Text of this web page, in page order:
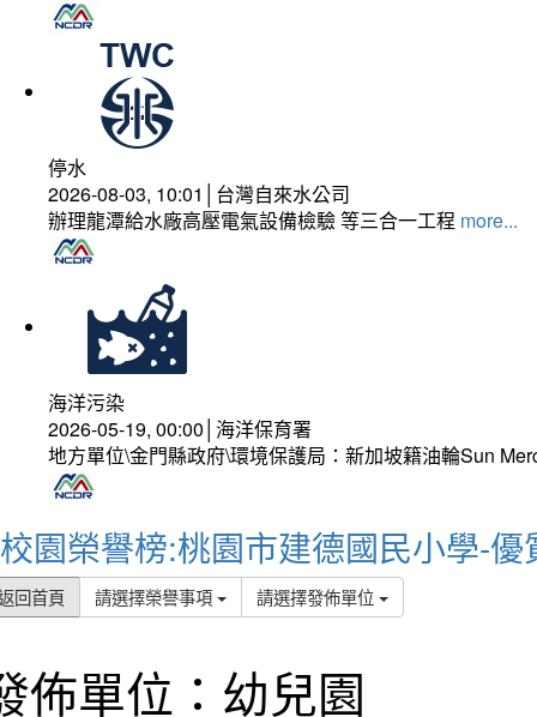
停水
2026-08-03, 10:01│台灣自來水公司
辦理龍潭給水廠高壓電氣設備檢驗 等三合一工程 more...
海洋污染
2026-05-19, 00:00│海洋保育署
地方單位\金門縣政府\環境保護局：新加坡籍油輪Sun
校園榮譽榜:桃園市建德國民小學-優
回首頁 請選擇榮譽事項 請選擇發佈單位
佈單位：幼兒園